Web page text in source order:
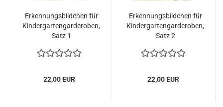
Erkennungsbildchen für
Kindergartengarderoben,
Satz 1
22,00 EUR
Erkennungsbildchen für
Kindergartengarderoben,
Satz 2
22,00 EUR